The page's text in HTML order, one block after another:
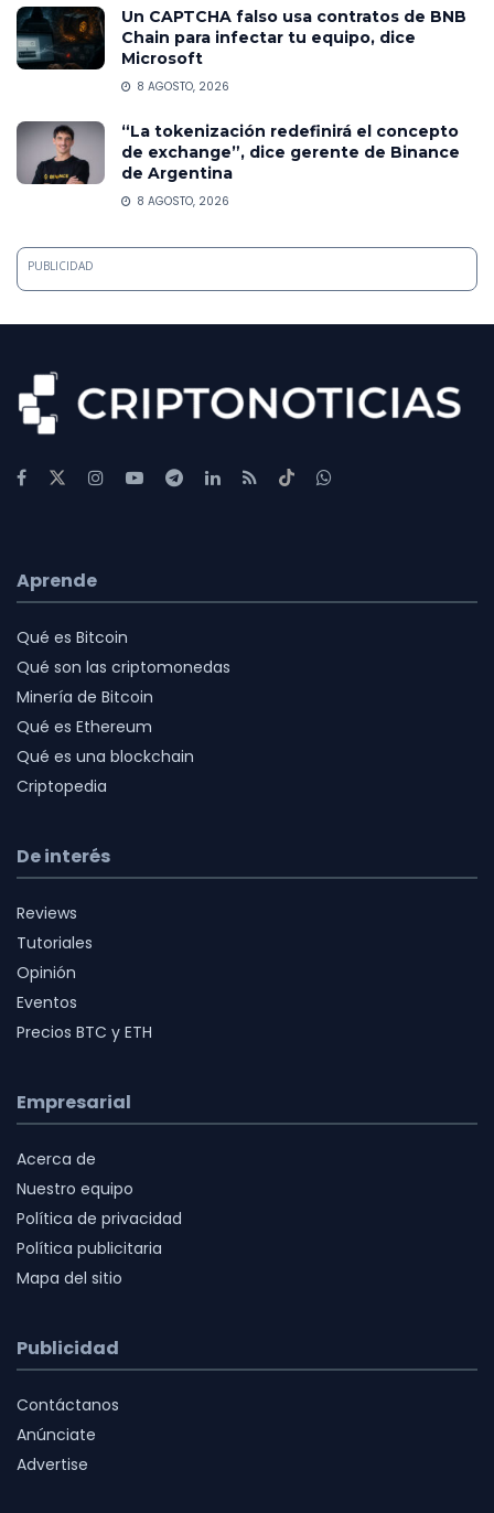
Un CAPTCHA falso usa contratos de BNB
Chain para infectar tu equipo, dice
Microsoft
8 AGOSTO, 2026
“La tokenización redefinirá el concepto
de exchange”, dice gerente de Binance
de Argentina
8 AGOSTO, 2026
PUBLICIDAD
Aprende
Qué es Bitcoin
Qué son las criptomonedas
Minería de Bitcoin
Qué es Ethereum
Qué es una blockchain
Criptopedia
De interés
Reviews
Tutoriales
Opinión
Eventos
Precios BTC y ETH
Empresarial
Acerca de
Nuestro equipo
Política de privacidad
Política publicitaria
Mapa del sitio
Publicidad
Contáctanos
Anúnciate
Advertise